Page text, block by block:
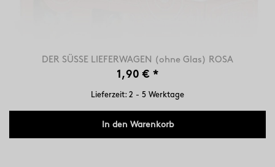
DER SÜSSE LIEFERWAGEN (ohne Glas) ROSA
1,90 € *
Lieferzeit: 2 - 5 Werktage
In den Warenkorb